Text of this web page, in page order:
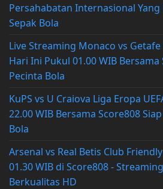
Persahabatan Internasional
Sepak Bola
Live Streaming Monaco vs
Hari Ini Pukul 01.00 WIB
Pecinta Bola
KuPS vs U Craiova Liga Eropa
22.00 WIB Bersama Score808
Bola
Arsenal vs Real Betis Club
01.30 WIB di Score808 -
Berkualitas HD